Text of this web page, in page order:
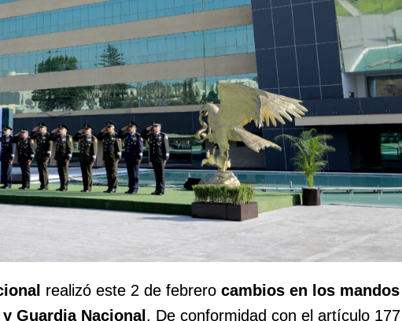
realizó este 2 de febrero cambios en los
Guardia Nacional. De conformidad con el artículo